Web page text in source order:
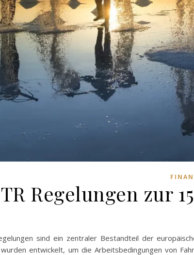
Regelungen zur
sind ein zentraler Bestandteil der
entwickelt, um die Arbeitsbedingungen von